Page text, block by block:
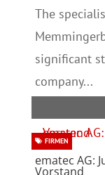
The
significant
company...
ematec AG:
Vorstand
FIRMEN